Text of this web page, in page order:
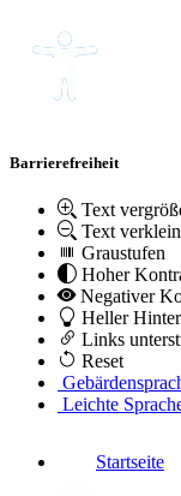
Barrierefreiheit
Text
Text
Graustufen
Hoher
Negativer
Heller
Links
Reset
Leichte
Startseite